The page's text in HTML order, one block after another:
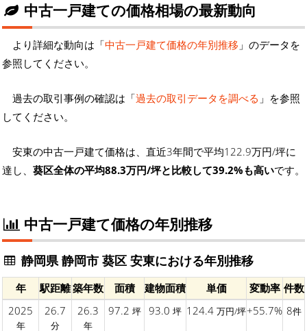
中古一戸建ての価格相場の最新動向
より詳細な動向は「中古一戸建て価格の年別推移 」のデータを
参照してください。
過去の取引事例の確認は「過去の取引データを調べる 」を参照
してください。
安東の中古一戸建て価格は、直近3年間で平均122.9万円/坪に
達し、 葵区全体の平均88.3万円/坪と比較して39.2%も高いです。
中古一戸建て価格の年別推移
静岡県 静岡市 葵区 安東における年別推移
年 駅距離築年数 面積 建物面積 単価 変動率 件数
2025
年
26.7
分
26.3
年
97.2 坪 93.0 坪 124.4 万円/坪+55.7% 8件